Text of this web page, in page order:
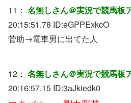
11： 名無しさん＠実況で競馬板
20:15:51.78 ID:eGPPExkcO
菅助→電車男に出てた人
12： 名無しさん＠実況で競馬板
20:16:57.15 ID:3aJkiedk0